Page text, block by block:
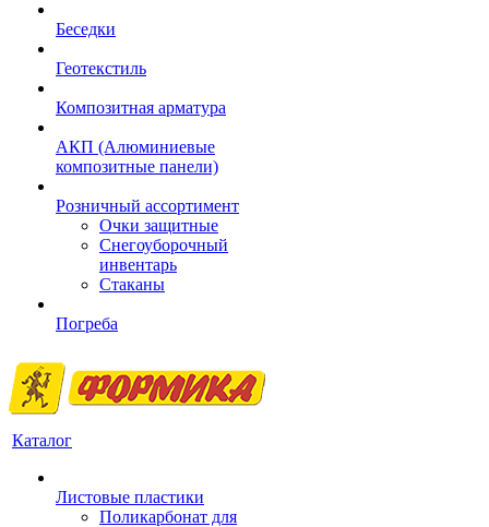
Беседки
Геотекстиль
Композитная арматура
АКП (Алюминиевые
композитные панели)
Розничный ассортимент
Очки защитные
Снегоуборочный
инвентарь
Стаканы
Погреба
Каталог
Листовые пластики
Поликарбонат для